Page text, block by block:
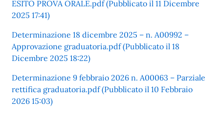
ESITO PROVA ORALE.pdf (Pubblicato il 11 Dicembre
2025 17:41)
Determinazione 18 dicembre 2025 – n. A00992 –
Approvazione graduatoria.pdf (Pubblicato il 18
Dicembre 2025 18:22)
Determinazione 9 febbraio 2026 n. A00063 – Parziale
rettifica graduatoria.pdf (Pubblicato il 10 Febbraio
2026 15:03)